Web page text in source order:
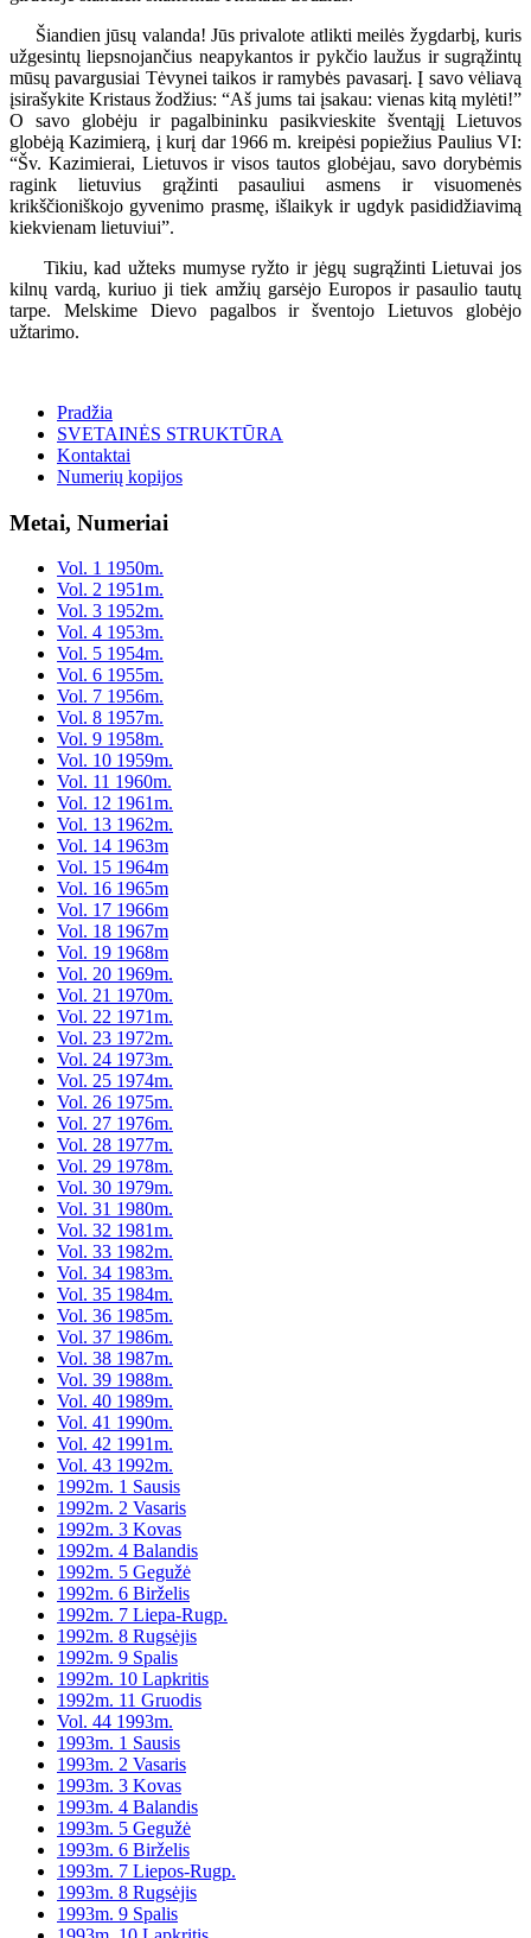
Šiandien jūsų valanda! Jūs privalote atlikti meilės žygdarbį, kuris
užgesintų liepsnojančius neapykantos ir pykčio laužus ir sugrąžintų
mūsų pavargusiai Tėvynei taikos ir ramybės pavasarį. Į savo vėliavą
įsirašykite Kristaus žodžius: “Aš jums tai įsakau: vienas kitą mylėti!”
O savo globėju ir pagalbininku pasikvieskite šventąjį Lietuvos
globėją Kazimierą, į kurį dar 1966 m. kreipėsi popiežius Paulius VI:
“Šv. Kazimierai, Lietuvos ir visos tautos globėjau, savo dorybėmis
ragink lietuvius grąžinti pasauliui asmens ir visuomenės
krikščioniškojo gyvenimo prasmę, išlaikyk ir ugdyk pasididžiavimą
kiekvienam lietuviui”.
Tikiu, kad užteks mumyse ryžto ir jėgų sugrąžinti Lietuvai jos
kilnų vardą, kuriuo ji tiek amžių garsėjo Europos ir pasaulio tautų
tarpe. Melskime Dievo pagalbos ir šventojo Lietuvos globėjo
užtarimo.
Pradžia
SVETAINĖS STRUKTŪRA
Kontaktai
Numerių kopijos
Metai, Numeriai
Vol. 1 1950m.
Vol. 2 1951m.
Vol. 3 1952m.
Vol. 4 1953m.
Vol. 5 1954m.
Vol. 6 1955m.
Vol. 7 1956m.
Vol. 8 1957m.
Vol. 9 1958m.
Vol. 10 1959m.
Vol. 11 1960m.
Vol. 12 1961m.
Vol. 13 1962m.
Vol. 14 1963m
Vol. 15 1964m
Vol. 16 1965m
Vol. 17 1966m
Vol. 18 1967m
Vol. 19 1968m
Vol. 20 1969m.
Vol. 21 1970m.
Vol. 22 1971m.
Vol. 23 1972m.
Vol. 24 1973m.
Vol. 25 1974m.
Vol. 26 1975m.
Vol. 27 1976m.
Vol. 28 1977m.
Vol. 29 1978m.
Vol. 30 1979m.
Vol. 31 1980m.
Vol. 32 1981m.
Vol. 33 1982m.
Vol. 34 1983m.
Vol. 35 1984m.
Vol. 36 1985m.
Vol. 37 1986m.
Vol. 38 1987m.
Vol. 39 1988m.
Vol. 40 1989m.
Vol. 41 1990m.
Vol. 42 1991m.
Vol. 43 1992m.
1992m. 1 Sausis
1992m. 2 Vasaris
1992m. 3 Kovas
1992m. 4 Balandis
1992m. 5 Gegužė
1992m. 6 Birželis
1992m. 7 Liepa-Rugp.
1992m. 8 Rugsėjis
1992m. 9 Spalis
1992m. 10 Lapkritis
1992m. 11 Gruodis
Vol. 44 1993m.
1993m. 1 Sausis
1993m. 2 Vasaris
1993m. 3 Kovas
1993m. 4 Balandis
1993m. 5 Gegužė
1993m. 6 Birželis
1993m. 7 Liepos-Rugp.
1993m. 8 Rugsėjis
1993m. 9 Spalis